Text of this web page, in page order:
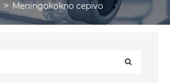
Meningokokno cepivo